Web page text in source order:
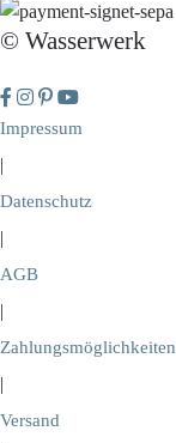
© Wasserwerk
Impressum
|
Datenschutz
|
AGB
|
Zahlungsmöglichkeiten
|
Versand